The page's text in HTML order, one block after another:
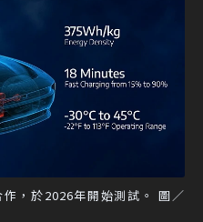
，於2026年開始測試。 圖／